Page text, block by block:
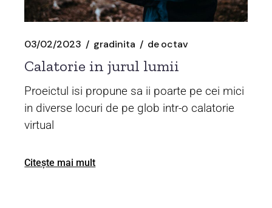
03/02/2023 gradinita deoctav
Calatorie in jurul lumii
Proeictul isi propune sa ii poarte pe cei mici
in diverse locuri de pe glob intr-o calatorie
virtual
Citește mai mult